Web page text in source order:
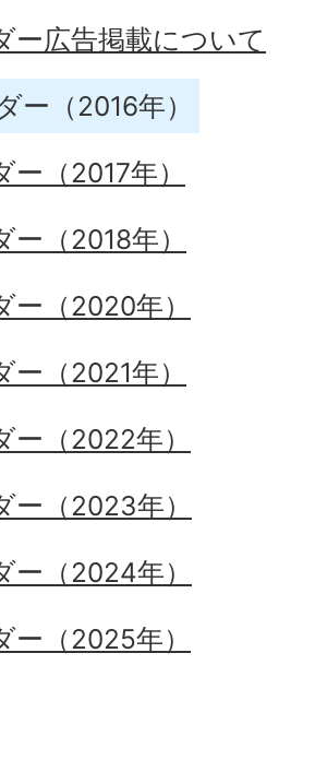
ー広告掲載について
ー（2016年）
（2017年）
（2018年）
（2020年）
（2021年）
（2022年）
（2023年）
（2024年）
（2025年）